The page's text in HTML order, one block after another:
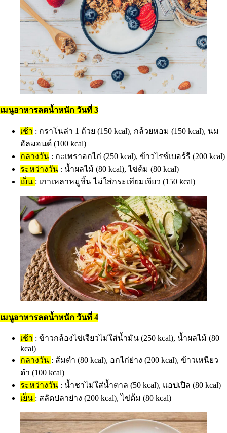
เมนูอาหารลดน้ำหนัก วันที่ 3
เช้า : กราโนล่า 1 ถ้วย (150 kcal), กล้วยหอม (150 kcal), นม
อัลมอนด์ (100 kcal)
กลางวัน : กะเพราอกไก่ (250 kcal), ข้าวไรซ์เบอร์รี (200 kcal)
ระหว่างวัน : น้ำผลไม้ (80 kcal), ไข่ต้ม (80 kcal)
เย็น : เกาเหลาหมูชิ้น ไม่ใส่กระเทียมเจียว (150 kcal)
เมนูอาหารลดน้ำหนัก วันที่ 4
เช้า : ข้าวกล้องไข่เจียวไม่ใส่น้ำมัน (250 kcal), น้ำผลไม้ (80
kcal)
กลางวัน : ส้มตำ (80 kcal), อกไก่ย่าง (200 kcal), ข้าวเหนียว
ดำ (100 kcal)
ระหว่างวัน : น้ำชาไม่ใส่น้ำตาล (50 kcal), แอปเปิล (80 kcal)
เย็น : สลัดปลาย่าง (200 kcal), ไข่ต้ม (80 kcal)